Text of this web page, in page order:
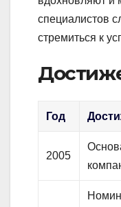
специалистов
стремиться к
Год
2005